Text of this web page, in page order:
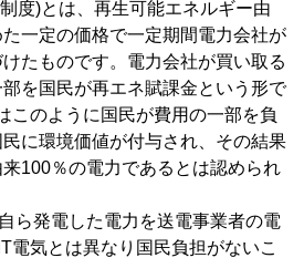
度)とは、再生可能エネルギー由
一定の価格で一定期間電力会社が
たものです。電力会社が買い取る
を国民が再エネ賦課金という形で
このように国民が費用の一部を負
に環境価値が付与され、その結果
100％の電力であるとは認められ
ら発電した電力を送電事業者の電
電気とは異なり国民負担がないこ